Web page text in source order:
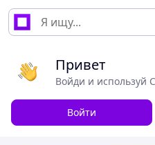
Привет
Войди и используй
Войти